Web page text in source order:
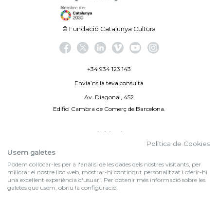
© Fundació Catalunya Cultura
+34 934 123 143
Envia’ns la teva consulta
Av. Diagonal, 452
Edifici Cambra de Comerç de Barcelona.
Avís legal
By 100X100NET
f (NEWSLETTER)
Politica de Cookies
Usem galetes
Podem col·locar-les per a l'anàlisi de les dades dels nostres visitants, per
millorar el nostre lloc web, mostrar-hi contingut personalitzat i oferir-hi
una excel·lent experiència d'usuari. Per obtenir més informació sobre les
galetes que usem, obriu la configuració.